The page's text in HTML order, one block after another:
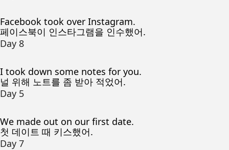
Facebook took over Instagram.
페이스북이 인스타그램을 인수했어.
Day 8
I took down some notes for you.
널 위해 노트를 좀 받아 적었어.
Day 5
We made out on our first date.
첫 데이트 때 키스했어.
Day 7